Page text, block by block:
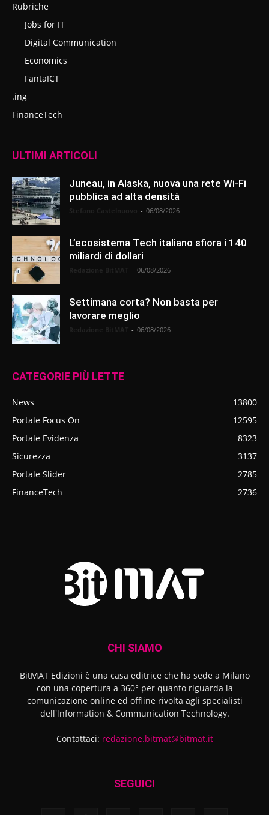
Rubriche
Jobs for IT
Digital Communication
Economics
FantaICT
.ing
FinanceTech
ULTIMI ARTICOLI
Juneau, in Alaska, nuova una rete Wi-Fi
pubblica ad alta densità
- 06/08/2026
L’ecosistema Tech italiano sfiora i 140
miliardi di dollari
- 06/08/2026
Settimana corta? Non basta per
lavorare meglio
- 06/08/2026
CATEGORIE PIÙ LETTE
News
13800
Portale Focus On
12595
Portale Evidenza
8323
Sicurezza
3137
Portale Slider
2785
FinanceTech
2736
CHI SIAMO
BitMAT Edizioni è una casa editrice che ha sede a Milano
con una copertura a 360° per quanto riguarda la
comunicazione online ed offline rivolta agli specialisti
dell'lnformation & Communication Technology.
Contattaci: redazione.bitmat@bitmat.it
SEGUICI